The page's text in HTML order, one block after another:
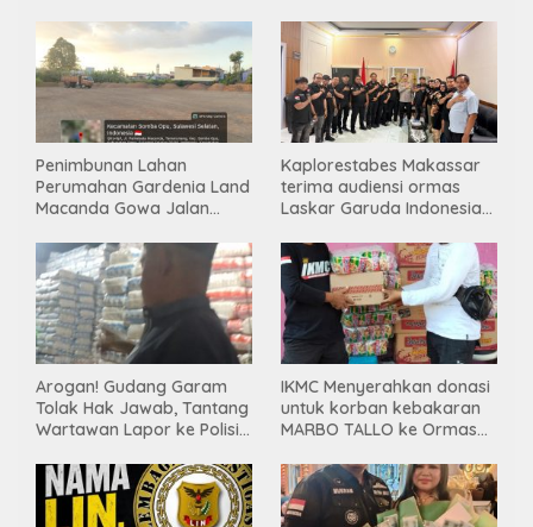
Penimbunan Lahan
Perumahan Gardenia Land
Macanda Gowa Jalan
Gunakan Material
Tambang Ilegal
Kaplorestabes Makassar
terima audiensi ormas
Laskar Garuda Indonesia
hingga kegiatan sosial.
Arogan! Gudang Garam
Tolak Hak Jawab, Tantang
Wartawan Lapor ke Polisi
IKMC Menyerahkan donasi
untuk korban kebakaran
MARBO TALLO ke Ormas
INDONESIA BERSATU